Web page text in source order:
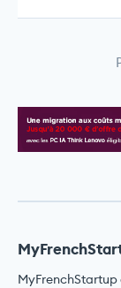
MyFrenchStartup